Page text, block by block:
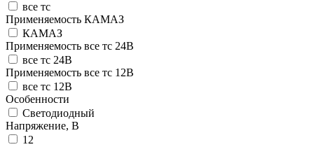
все тс
Применяемость КАМАЗ
КАМАЗ
Применяемость все тс 24В
все тс 24В
Применяемость все тс 12В
все тс 12В
Особенности
Светодиодный
Напряжение, В
12